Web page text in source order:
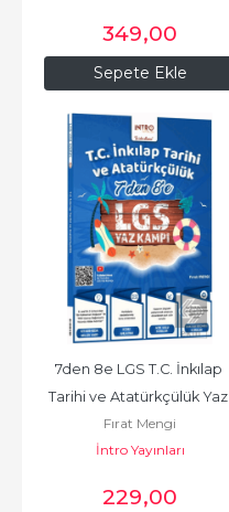
Sepete Ekle
349,00
7den 8e LGS T.C. İnkılap
Tarihi ve Atatürkçülük Yaz
Kampı
Fırat Mengi
İntro Yayınları
229,00